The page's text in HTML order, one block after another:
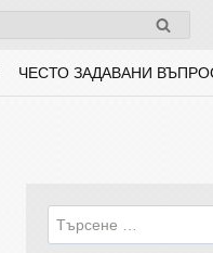
ЧЕСТО ЗАДАВАНИ